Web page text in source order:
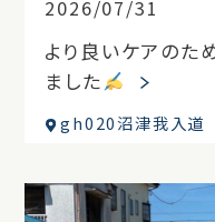
2026/07/31
より良いケアのた
ました
gh020沼津我入道